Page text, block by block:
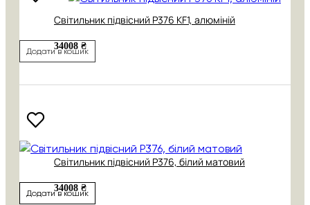
Cвітильник підвісний P376 KF1, алюміній
34008 ₴
Додати в кошик
Cвітильник підвісний P376, білий матовий
34008 ₴
Додати в кошик